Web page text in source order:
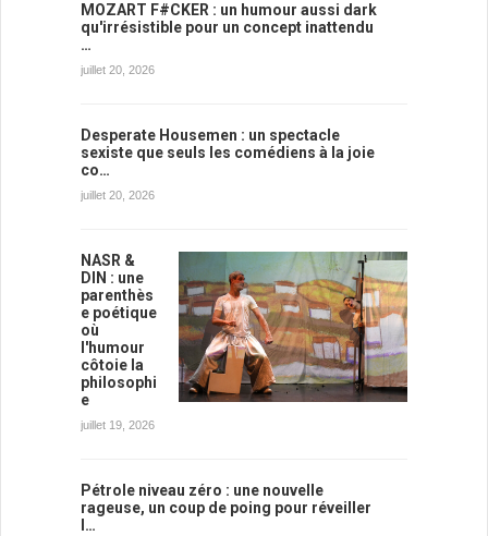
MOZART F#CKER : un humour aussi dark
qu'irrésistible pour un concept inattendu
…
juillet 20, 2026
Desperate Housemen : un spectacle
sexiste que seuls les comédiens à la joie
co…
juillet 20, 2026
NASR &
DIN : une
parenthès
e poétique
où
l'humour
côtoie la
philosophi
e
juillet 19, 2026
Pétrole niveau zéro : une nouvelle
rageuse, un coup de poing pour réveiller
l…